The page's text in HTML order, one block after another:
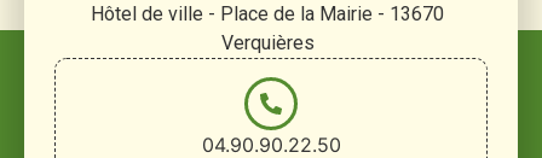
Hôtel de ville - Place de la Mairie - 13670
Verquières
04.90.90.22.50